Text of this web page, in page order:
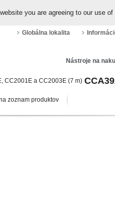
you are agreeing to our use of
Globálna lokalita
Nástroje na
CC2001E a CC2003E (7 m)
zoznam produktov